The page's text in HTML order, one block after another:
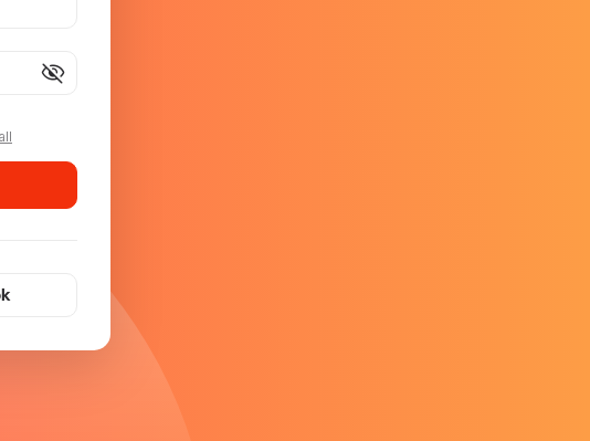
visibility_off